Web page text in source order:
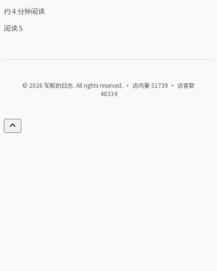
约 4 分钟阅读
阅读5
© 2026 军舰的日志. All rights reserved. · 访问量51739 · 访客数
48334